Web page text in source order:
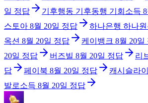
일 정답 기후행동 기후동행 기회소득
스토아 8월 20일 정답 하나은행 하나원
옥션 8월 20일 정답 케이뱅크 8월 20일
20일 정답 버즈빌 8월 20일 정답 리
답
페이북 8월 20일 정답 캐시슬라
발로소득 8월 20일 정답